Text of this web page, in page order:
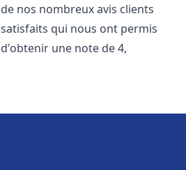
de nos nombreux avis clients
satisfaits qui nous ont permis
d'obtenir une note de 4,